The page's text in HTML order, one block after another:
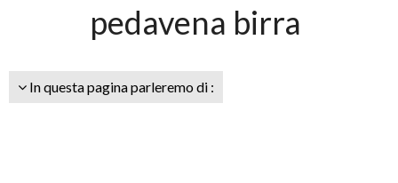
pedavena birra
In questa pagina parleremo di :